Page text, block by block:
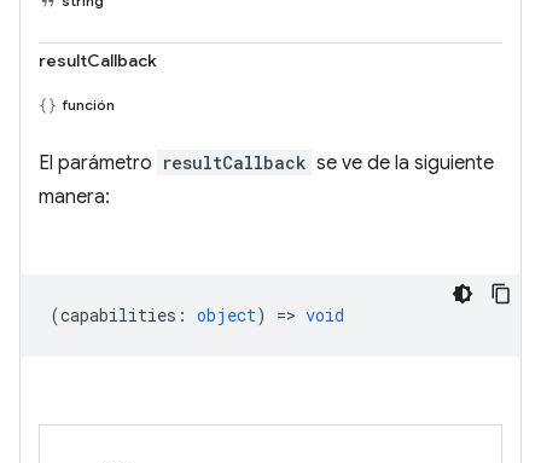
resultCallback
función
El parámetro resultCallback se ve de la siguiente
manera:
(capabilities : object) => void